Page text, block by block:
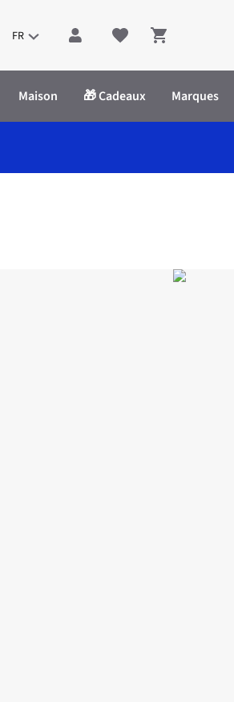
FR Shopping cart
Maison 🎁 Cadeaux Marques